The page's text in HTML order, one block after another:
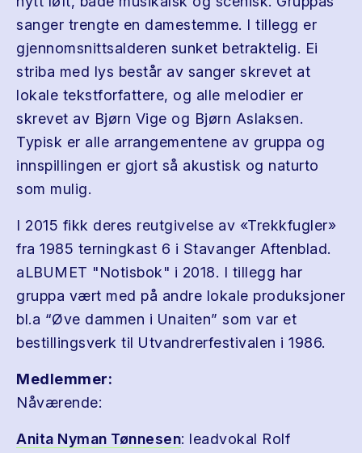
sanger trengte en damestemme. I tillegg er
gjennomsnittsalderen sunket betraktelig. Ei
striba med lys består av sanger skrevet at
lokale tekstforfattere, og alle melodier er
skrevet av Bjørn Vige og Bjørn Aslaksen.
Typisk er alle arrangementene av gruppa og
innspillingen er gjort så akustisk og naturto
som mulig.
I 2015 fikk deres reutgivelse av «Trekkfugler»
fra 1985 terningkast 6 i Stavanger Aftenblad.
aLBUMET "Notisbok" i 2018. I tillegg har
gruppa vært med på andre lokale produksjoner
bl.a “Øve dammen i Unaiten” som var et
bestillingsverk til Utvandrerfestivalen i 1986.
Medlemmer:
Nåværende:
Anita Nyman Tønnesen: leadvokal Rolf